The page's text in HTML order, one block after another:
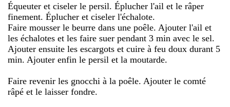
Équeuter et ciseler le persil. Éplucher l'ail et le râper
finement. Éplucher et ciseler l'échalote.
Faire mousser le beurre dans une poêle. Ajouter l'ail et
les échalotes et les faire suer pendant 3 min avec le sel.
Ajouter ensuite les escargots et cuire à feu doux durant 5
min. Ajouter enfin le persil et la moutarde.
Faire revenir les gnocchi à la poêle. Ajouter le comté
râpé et le laisser fondre.